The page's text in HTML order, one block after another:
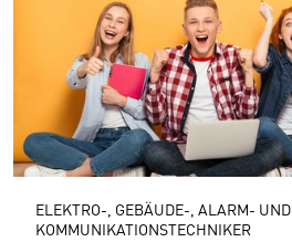
ELEKTRO-, GEBÄUDE-, ALARM- UND
KOMMUNIKATIONSTECHNIKER